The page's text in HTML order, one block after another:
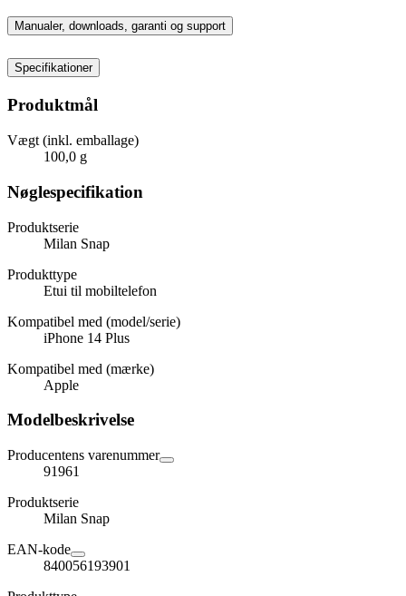
Manualer, downloads, garanti og support
Specifikationer
Produktmål
Vægt (inkl. emballage)
100,0 g
Nøglespecifikation
Produktserie
Milan Snap
Produkttype
Etui til mobiltelefon
Kompatibel med (model/serie)
iPhone 14 Plus
Kompatibel med (mærke)
Apple
Modelbeskrivelse
Producentens varenummer
91961
Produktserie
Milan Snap
EAN-kode
840056193901